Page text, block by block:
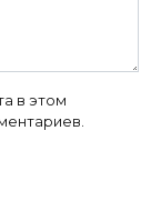
в этом